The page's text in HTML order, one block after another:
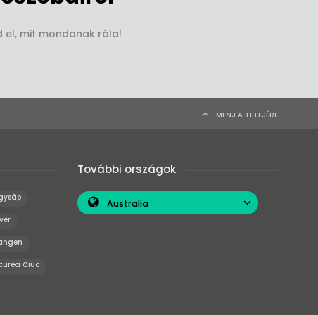
el, mit mondanak róla!
MENJ A TETEJÉRE
Ciuc
További országok
Australia